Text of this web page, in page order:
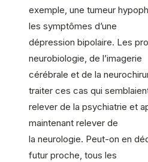
exemple, une tumeur
les symptômes d’une
dépression bipolaire. Les
neurobiologie, de l’imagerie
cérébrale et de la
traiter ces cas qui
relever de la psychiatrie et
maintenant relever de
la neurologie. Peut-on en
futur proche, tous les